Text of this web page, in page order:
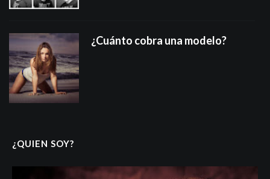
¿Cuánto cobra una modelo?
¿QUIEN SOY?